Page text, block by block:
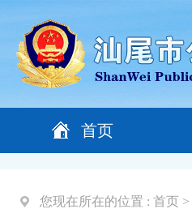
首页
您现在所在的位置 : 首页 >